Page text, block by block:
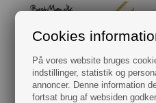
Cookies
På vores website bruges
indstillinger, statistik og
annoncer. Denne information
fortsat brug af websiden